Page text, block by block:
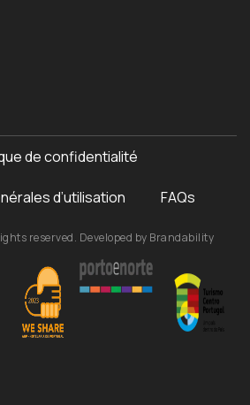
de confidentialité
d’utilisation FAQs
reserved. Developed by Brandability